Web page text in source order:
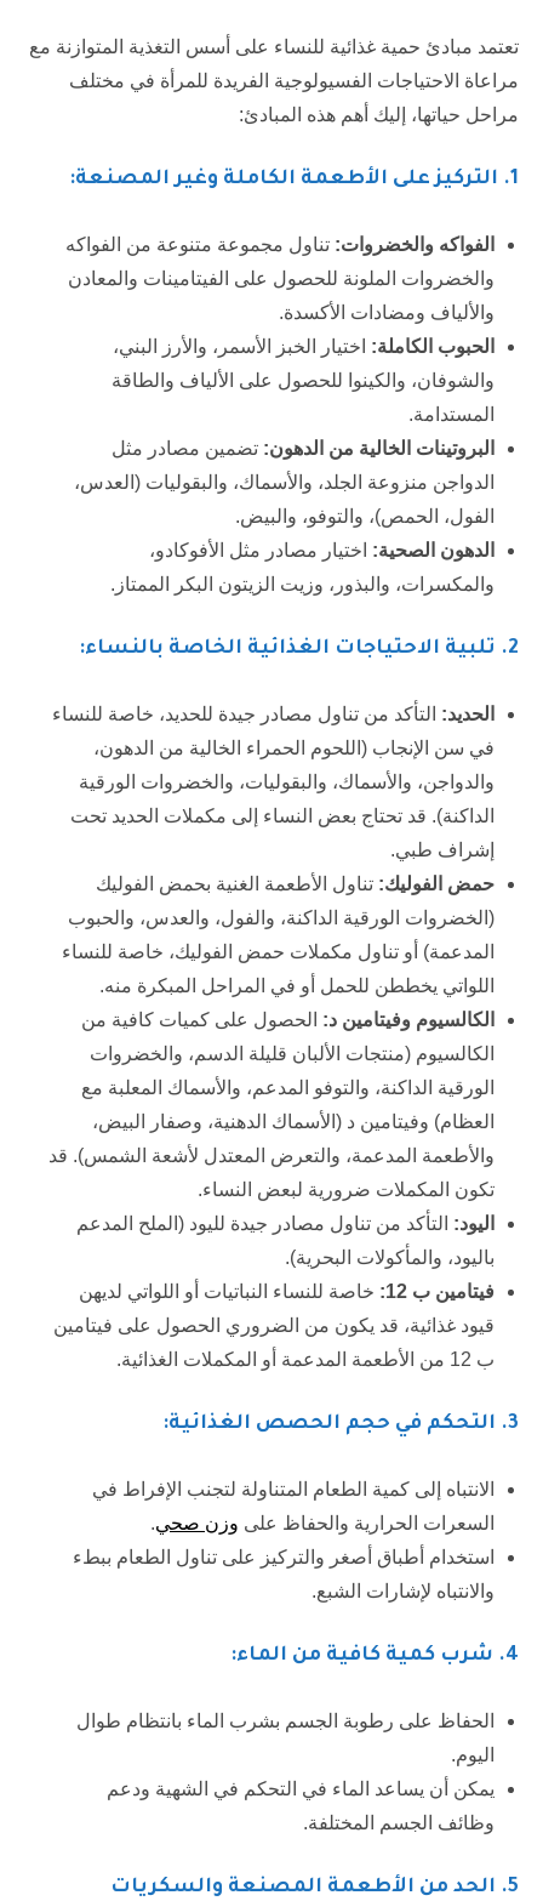
تعتمد مبادئ حمية غذائية للنساء على أسس التغذية المتوازنة مع
مراعاة الاحتياجات الفسيولوجية الفريدة للمرأة في مختلف
مراحل حياتها، إليك أهم هذه المبادئ:
1. التركيز على الأطعمة الكاملة وغير المصنعة:
الفواكه والخضروات: تناول مجموعة متنوعة من الفواكه
والخضروات الملونة للحصول على الفيتامينات والمعادن
والألياف ومضادات الأكسدة.
الحبوب الكاملة: اختيار الخبز الأسمر، والأرز البني،
والشوفان، والكينوا للحصول على الألياف والطاقة
المستدامة.
البروتينات الخالية من الدهون: تضمين مصادر مثل
الدواجن منزوعة الجلد، والأسماك، والبقوليات (العدس،
الفول، الحمص)، والتوفو، والبيض.
الدهون الصحية: اختيار مصادر مثل الأفوكادو،
والمكسرات، والبذور، وزيت الزيتون البكر الممتاز.
2. تلبية الاحتياجات الغذائية الخاصة بالنساء:
الحديد: التأكد من تناول مصادر جيدة للحديد، خاصة للنساء
في سن الإنجاب (اللحوم الحمراء الخالية من الدهون،
والدواجن، والأسماك، والبقوليات، والخضروات الورقية
الداكنة). قد تحتاج بعض النساء إلى مكملات الحديد تحت
إشراف طبي.
حمض الفوليك: تناول الأطعمة الغنية بحمض الفوليك
(الخضروات الورقية الداكنة، والفول، والعدس، والحبوب
المدعمة) أو تناول مكملات حمض الفوليك، خاصة للنساء
اللواتي يخططن للحمل أو في المراحل المبكرة منه.
الكالسيوم وفيتامين د: الحصول على كميات كافية من
الكالسيوم (منتجات الألبان قليلة الدسم، والخضروات
الورقية الداكنة، والتوفو المدعم، والأسماك المعلبة مع
العظام) وفيتامين د (الأسماك الدهنية، وصفار البيض،
والأطعمة المدعمة، والتعرض المعتدل لأشعة الشمس). قد
تكون المكملات ضرورية لبعض النساء.
اليود: التأكد من تناول مصادر جيدة لليود (الملح المدعم
باليود، والمأكولات البحرية).
فيتامين ب 12:
خاصة للنساء النباتيات أو اللواتي لديهن
قيود غذائية، قد يكون من الضروري الحصول على فيتامين
ب 12 من الأطعمة المدعمة أو المكملات الغذائية.
3. التحكم في حجم الحصص الغذائية:
الانتباه إلى كمية الطعام المتناولة لتجنب الإفراط في
السعرات الحرارية والحفاظ على وزن صحي.
استخدام أطباق أصغر والتركيز على تناول الطعام ببطء
والانتباه لإشارات الشبع.
4. شرب كمية كافية من الماء:
الحفاظ على رطوبة الجسم بشرب الماء بانتظام طوال
اليوم.
يمكن أن يساعد الماء في التحكم في الشهية ودعم
وظائف الجسم المختلفة.
5. الحد من الأطعمة المصنعة والسكريات